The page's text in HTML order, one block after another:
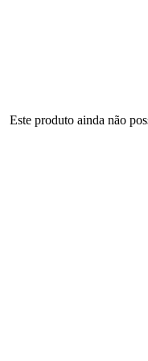
Este produto ainda não